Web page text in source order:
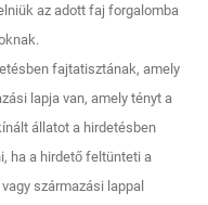
az adott faj forgalomba
fajtatisztának, amely
lapja van, amely tényt a
állatot a hirdetésben
ha a hirdető feltünteti a
származási lappal